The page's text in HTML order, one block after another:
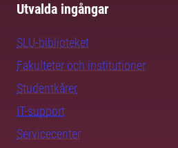
Utvalda ingångar
SLU-biblioteket
Fakulteter och institutioner
Studentkårer
IT-support
Servicecenter